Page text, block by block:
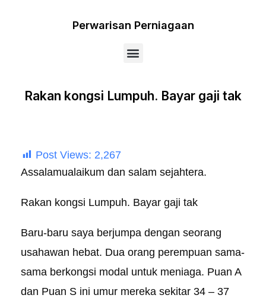
Perwarisan Perniagaan
Menu
Rakan kongsi Lumpuh. Bayar gaji tak
Post Views: 2,267
Assalamualaikum dan salam sejahtera.
Rakan kongsi Lumpuh. Bayar gaji tak
Baru-baru saya berjumpa dengan seorang
usahawan hebat. Dua orang perempuan sama-
sama berkongsi modal untuk meniaga. Puan A
dan Puan S ini umur mereka sekitar 34 – 37